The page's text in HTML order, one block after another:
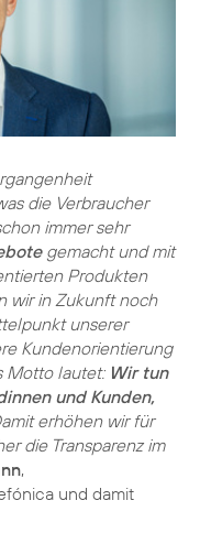
die Verbraucher
immer sehr
gemacht und mit
Produkten
wir in Zukunft noch
unserer
Kundenorientierung
Motto lautet: Wir tun
und Kunden,
erhöhen wir für
die Transparenz im
,
und damit